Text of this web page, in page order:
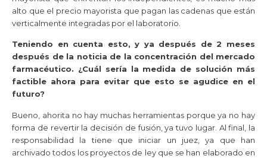
alto que el precio mayorista que pagan las cadenas que están
verticalmente integradas por el laboratorio.
Teniendo en cuenta esto, y ya después de 2 meses
después de la noticia de la concentración del mercado
farmacéutico. ¿Cuál sería la medida de solución más
factible ahora para evitar que esto se agudice en el
futuro?
Bueno, ahorita no hay muchas herramientas porque ya no hay
forma de revertir la decisión de fusión, ya tuvo lugar. Al final, la
responsabilidad la tiene que iniciar un juez, ya que han
archivado todos los proyectos de ley que se han elaborado en